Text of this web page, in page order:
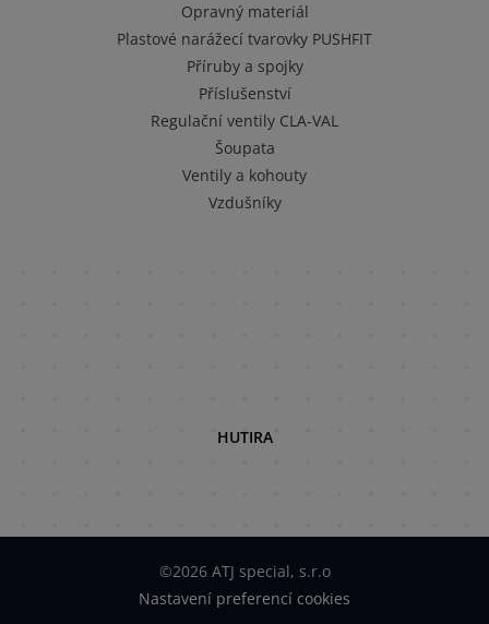
Opravný materiál
Plastové narážecí tvarovky PUSHFIT
Příruby a spojky
Příslušenství
Regulační ventily CLA-VAL
Šoupata
Ventily a kohouty
Vzdušníky
HUTIRA
©2026 ATJ special, s.r.o
Nastavení preferencí cookies